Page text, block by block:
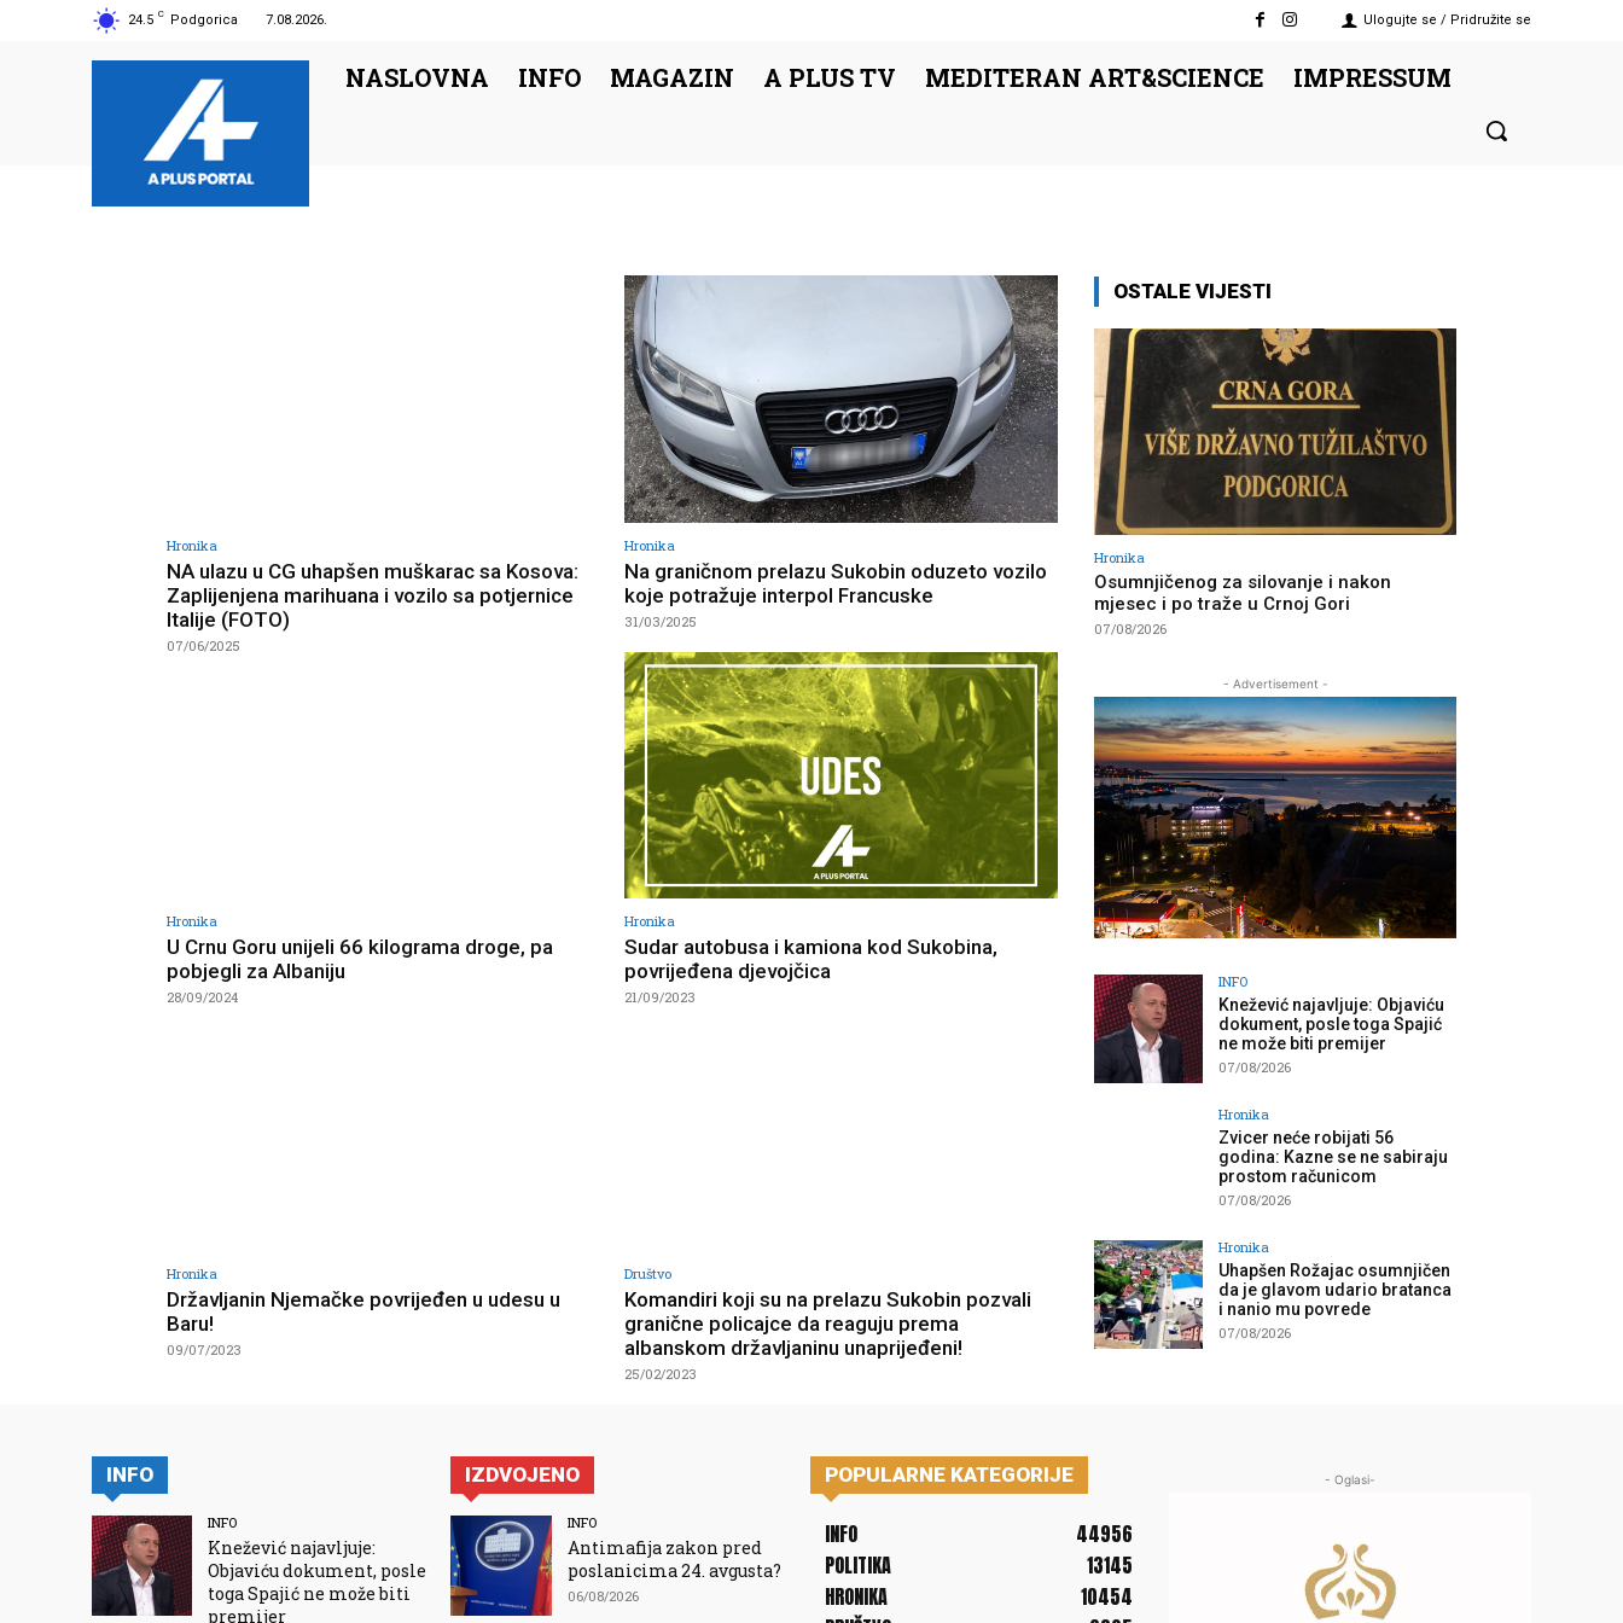
24.5 C Podgorica 7.08.2026. Ulogujte se / Pridružite se
NASLOVNA INFO MAGAZIN A PLUS TV MEDITERAN ART&SCIENCE IMPRESSUM
Hronika
NA ulazu u CG uhapšen muškarac sa Kosova:
Zaplijenjena marihuana i vozilo sa potjernice
Italije (FOTO)
07/06/2025
Hronika
Na graničnom prelazu Sukobin oduzeto vozilo
koje potražuje interpol Francuske
31/03/2025
Hronika
U Crnu Goru unijeli 66 kilograma droge, pa
pobjegli za Albaniju
28/09/2024
Hronika
Sudar autobusa i kamiona kod Sukobina,
povrijeđena djevojčica
21/09/2023
Hronika
Državljanin Njemačke povrijeđen u udesu u
Baru!
09/07/2023
Društvo
Komandiri koji su na prelazu Sukobin pozvali
granične policajce da reaguju prema
albanskom državljaninu unaprijeđeni!
25/02/2023
OSTALE VIJESTI
Hronika
Osumnjičenog za silovanje i nakon
mjesec i po traže u Crnoj Gori
07/08/2026
- Advertisement -
INFO
Knežević najavljuje: Objaviću
dokument, posle toga Spajić
ne može biti premijer
07/08/2026
Hronika
Zvicer neće robijati 56
godina: Kazne se ne sabiraju
prostom računicom
07/08/2026
Hronika
Uhapšen Rožajac osumnjičen
da je glavom udario bratanca
i nanio mu povrede
07/08/2026
INFO
INFO
Knežević najavljuje:
Objaviću dokument, posle
toga Spajić ne može biti
premijer
IZDVOJENO
INFO
Antimafija zakon pred
poslanicima 24. avgusta?
06/08/2026
POPULARNE KATEGORIJE
INFO
44956
POLITIKA
13145
HRONIKA
10454
- Oglasi-